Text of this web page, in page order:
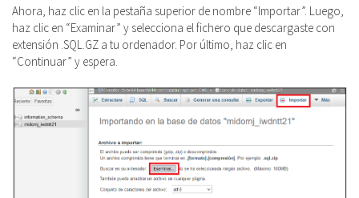
Ahora, haz clic en la pestaña superior de nombre “Importar”. Luego,
haz clic en “Examinar” y selecciona el fichero que descargaste con
extensión .SQL.GZ a tu ordenador. Por último, haz clic en
“Continuar” y espera.